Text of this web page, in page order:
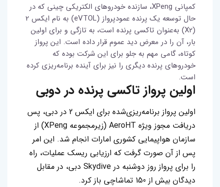
کمپانی XPeng، سازنده خودروهای الکتریکی چینی که در
حال توسعه یک پرنده عمودپرواز (eVTOL) به نام ایکس 2
(X2) به‌عنوان تاکسی پرنده است، به تازگی و برای اولین
بار، آن را در معرض دید عموم قرار داده است. این پرواز
کوتاه، گامی مهم به جلو برای این شرکت بوده که
خودروهای پرنده دیگری را نیز برای آینده برنامه‌ریزی کرده
است.
اولین پرواز تاکسی پرنده در دوبی
اولین پرواز برنامه‌ریزی‌شده برای ایکس 2 در دبی، پس
دریافت مجوز ویژه AeroHT (زیرمجموعه XPeng) از
سازمان هواپیمایی کشوری امارات انجام شد. این امر
پس از آن صورت گرفت که ارزیابی ریسک عملیات، راه
را برای پرواز روز دوشنبه در Skydive دبی، در مقابل
دیدگان بیش از 150 تماشاچی باز کرد.